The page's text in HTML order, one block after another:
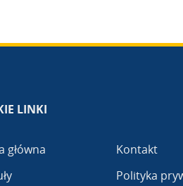
LINKI
główna
Kontakt
Polityka